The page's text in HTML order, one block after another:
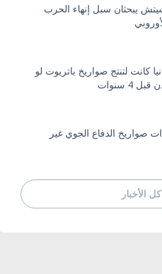
يبحثان سبل إنهاء الحرب
كانت لتنتج صواريخ باتريوت لو
4 سنوات
صواريخ الدفاع الجوي غير
الأخبار